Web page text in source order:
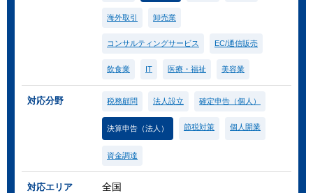
海外取引 卸売業
コンサルティングサービス EC/通信販売
飲食業 IT 医療・福祉 美容業
対応分野 税務顧問 法人設立 確定申告（個人）
決算申告（法人） 節税対策 個人開業
資金調達
対応エリア 全国